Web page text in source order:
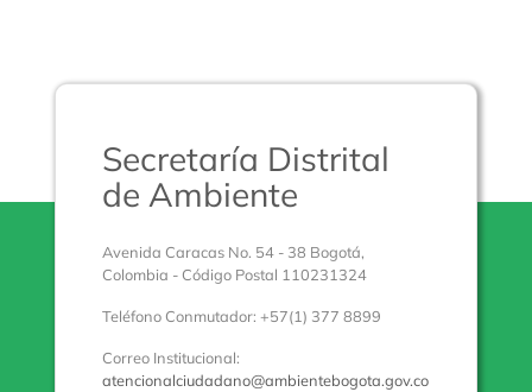
Secretaría Distrital
de Ambiente
Avenida Caracas No. 54 - 38 Bogotá,
Colombia - Código Postal 110231324
Teléfono Conmutador: +57(1) 377 8899
Correo Institucional:
atencionalciudadano@ambientebogota.gov.co